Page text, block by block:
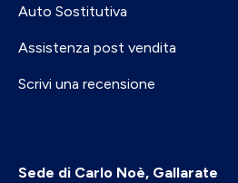
Auto Sostitutiva
Assistenza post vendita
Scrivi una recensione
Sede di Carlo Noè, Gallarate